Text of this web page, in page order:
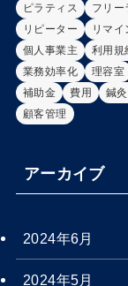
ピラティス
フリー
リピーター
リマイ
個人事業主
利用規
業務効率化
理容室
補助金
費用 鍼
顧客管理
アーカイブ
2024年6月
2024年5月